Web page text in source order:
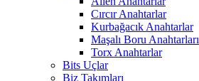
Cırcır Anahtarlar
Kurbağacık Anahtarlar
Maşalı Boru Anahtarları
Torx Anahtarlar
Bits Uçlar
Biz Takımları